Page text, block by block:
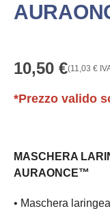
10,50 €(11,03 €
*Prezzo valido
MASCHERA
AURAONCE™
• Maschera